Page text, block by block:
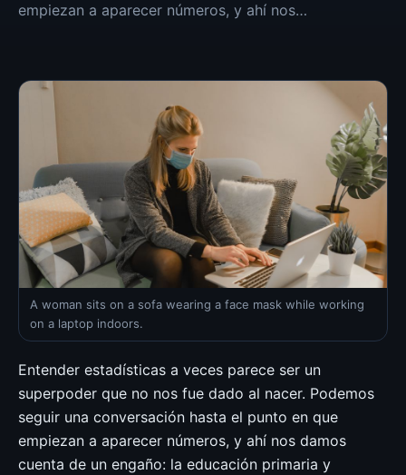
empiezan a aparecer números, y ahí nos…
A woman sits on a sofa wearing a face mask while working
on a laptop indoors.
Entender estadísticas a veces parece ser un
superpoder que no nos fue dado al nacer. Podemos
seguir una conversación hasta el punto en que
empiezan a aparecer números, y ahí nos damos
cuenta de un engaño: la educación primaria y